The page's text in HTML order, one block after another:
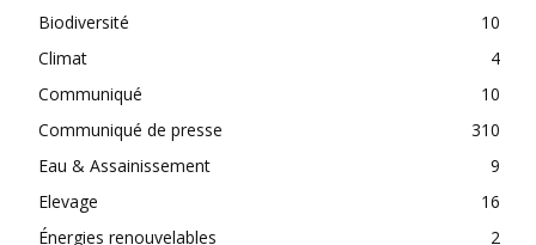
Biodiversité
10
Climat
4
Communiqué
10
Communiqué de presse
310
Eau & Assainissement
9
Elevage
16
Énergies renouvelables
2